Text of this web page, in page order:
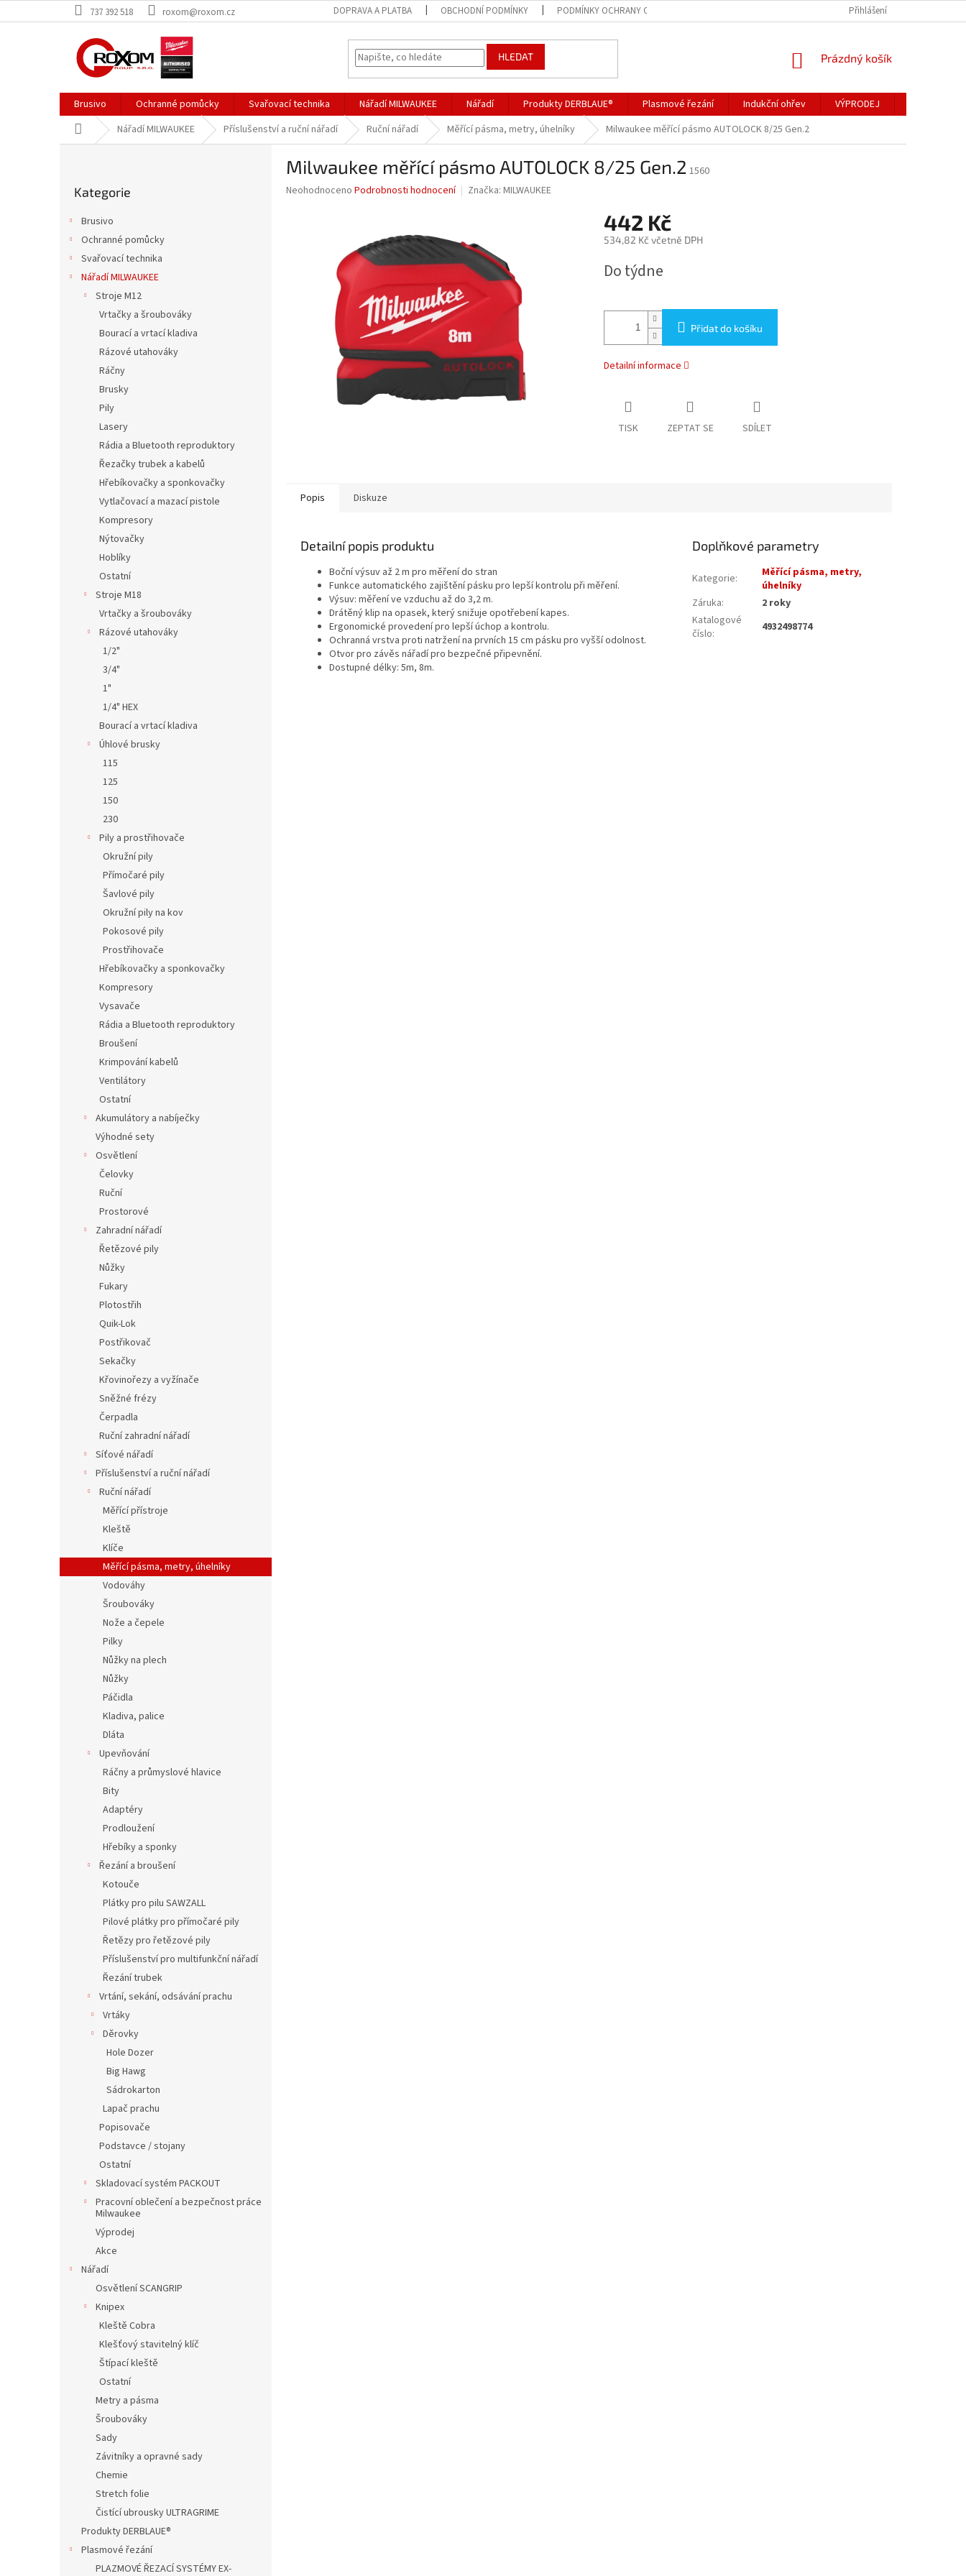
na
737 392 518 roxom@roxom.cz DOPRAVA A PLATBA OBCHODNÍ PODMÍNKY PODMÍNKY OCHRANY OSOBNÍCH ÚDAJŮ Přihlášení
HLEDAT
NÁKUPNÍ
Prázdný košík
Brusivo Ochranné pomůcky Svařovací technika Nářadí MILWAUKEE Nářadí Produkty DERBLAUE® Plasmové řezání Indukční ohřev VÝPRODEJ
Domů Nářadí MILWAUKEE Příslušenství a ruční nářadí Ruční nářadí Měřící pásma, metry, úhelníky Milwaukee měřící pásmo AUTOLOCK 8/25 Gen.2
kategorie
Kategorie
Brusivo
Ochranné pomůcky
Svařovací technika
Nářadí MILWAUKEE
Stroje M12
Vrtačky a šroubováky
Bourací a vrtací kladiva
Rázové utahováky
Ráčny
Brusky
Pily
Lasery
Rádia a Bluetooth reproduktory
Řezačky trubek a kabelů
Hřebíkovačky a sponkovačky
Vytlačovací a mazací pistole
Kompresory
Nýtovačky
Hoblíky
Ostatní
Stroje M18
Vrtačky a šroubováky
Rázové utahováky
1/2"
3/4"
1"
1/4" HEX
Bourací a vrtací kladiva
Úhlové brusky
115
125
150
230
Pily a prostřihovače
Okružní pily
Přímočaré pily
Šavlové pily
Okružní pily na kov
Pokosové pily
Prostřihovače
Hřebíkovačky a sponkovačky
Kompresory
Vysavače
Rádia a Bluetooth reproduktory
Broušení
Krimpování kabelů
Ventilátory
Ostatní
Akumulátory a nabíječky
Výhodné sety
Osvětlení
Čelovky
Ruční
Prostorové
Zahradní nářadí
Řetězové pily
Nůžky
Fukary
Plotostřih
Quik-Lok
Postřikovač
Sekačky
Křovinořezy a vyžínače
Sněžné frézy
Čerpadla
Ruční zahradní nářadí
Síťové nářadí
Příslušenství a ruční nářadí
Ruční nářadí
Měřící přístroje
Kleště
Klíče
Měřící pásma, metry, úhelníky
Vodováhy
Šroubováky
Nože a čepele
Pilky
Nůžky na plech
Nůžky
Páčidla
Kladiva, palice
Dláta
Upevňování
Ráčny a průmyslové hlavice
Bity
Adaptéry
Prodloužení
Hřebíky a sponky
Řezání a broušení
Kotouče
Plátky pro pilu SAWZALL
Pilové plátky pro přímočaré pily
Řetězy pro řetězové pily
Příslušenství pro multifunkční nářadí
Řezání trubek
Vrtání, sekání, odsávání prachu
Vrtáky
Děrovky
Hole Dozer
Big Hawg
Sádrokarton
Lapač prachu
Popisovače
Podstavce / stojany
Ostatní
Skladovací systém PACKOUT
Pracovní oblečení a bezpečnost práce
Milwaukee
Výprodej
Akce
Nářadí
Osvětlení SCANGRIP
Knipex
Kleště Cobra
Klešťový stavitelný klíč
Štípací kleště
Ostatní
Metry a pásma
Šroubováky
Sady
Závitníky a opravné sady
Chemie
Stretch folie
Čistící ubrousky ULTRAGRIME
Produkty DERBLAUE®
Plasmové řezání
PLAZMOVÉ ŘEZACÍ SYSTÉMY EX-
Milwaukee měřící pásmo AUTOLOCK 8/25 Gen.2 1560
Průměrné
Neohodnoceno Podrobnosti hodnocení Značka: MILWAUKEE
442 Kč
534,82 Kč včetně DPH
cena:
Do týdne
Přidat do košíku
Detailní informace
TISK ZEPTAT SE SDÍLET
Popis Diskuze
Detailní popis produktu
Boční výsuv až 2 m pro měření do stran
Funkce automatického zajištění pásku pro lepší kontrolu při měření.
Výsuv: měření ve vzduchu až do 3,2 m.
Drátěný klip na opasek, který snižuje opotřebení kapes.
Ergonomické provedení pro lepší úchop a kontrolu.
Ochranná vrstva proti natržení na prvních 15 cm pásku pro vyšší odolnost.
Otvor pro závěs nářadí pro bezpečné připevnění.
Dostupné délky: 5m, 8m.
Doplňkové parametry
Kategorie:
Měřící pásma, metry,
úhelníky
Záruka:
2 roky
Katalogové
číslo: 4932498774